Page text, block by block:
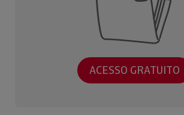
ACESSO GRATUITO